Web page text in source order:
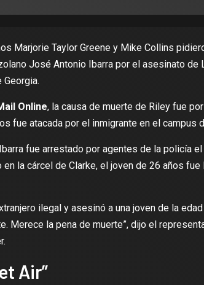
Marjorie Taylor Greene y Mike Collins
José Antonio Ibarra por el asesinato de
Georgia.
Online, la causa de muerte de Riley fue
fue atacada por el inmigrante en el campus
fue arrestado por agentes de la policía
la cárcel de Clarke, el joven de 26 años
ilegal y asesinó a una joven de la
Merece la pena de muerte”, dijo el
Air”